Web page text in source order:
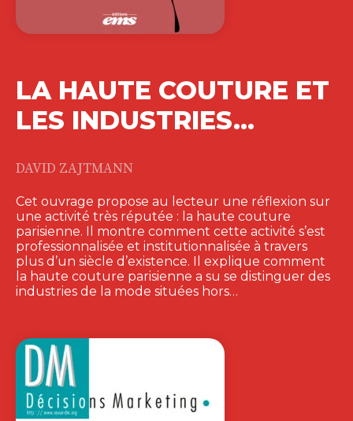
LA HAUTE COUTURE ET
LES INDUSTRIES…
DAVID ZAJTMANN
Cet ouvrage propose au lecteur une réflexion sur
une activité très réputée : la haute couture
parisienne. Il montre comment cette activité s’est
professionnalisée et institutionnalisée à travers
plus d’un siècle d’existence. Il explique comment
la haute couture parisienne a su se distinguer des
industries de la mode situées hors…